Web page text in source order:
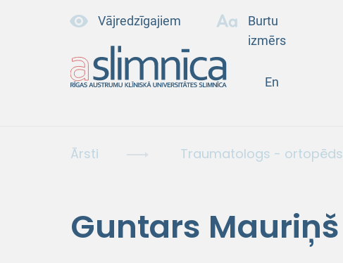
Vājredzīgajiem
Burtu
izmērs
En
Ārsti Traumatologs - ortopēds
Guntars Mauriņš